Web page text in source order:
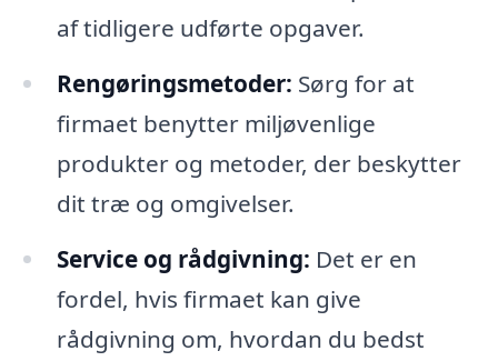
af tidligere udførte opgaver.
Rengøringsmetoder: Sørg for at
firmaet benytter miljøvenlige
produkter og metoder, der beskytter
dit træ og omgivelser.
Service og rådgivning: Det er en
fordel, hvis firmaet kan give
rådgivning om, hvordan du bedst